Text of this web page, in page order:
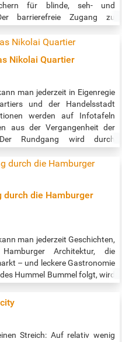
für blinde, seh- und
barrierefreie Zugang zu
der Hörbücher ist kostenlos!
Nikolai Quartier
man jederzeit in Eigenregie
und der Handelsstadt
werden auf Infotafeln
aus der Vergangenheit der
Rundgang wird durch
ist das Rathaus / der
durch die Hamburger
man jederzeit Geschichten,
Architektur, die
– und leckere Gastronomie
Hummel Bummel folgt, wird
Neustadt. Diese müsste
denn hier am Hafenrand ist
Streich: Auf relativ wenig